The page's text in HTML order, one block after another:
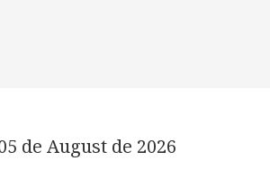
de August de 2026